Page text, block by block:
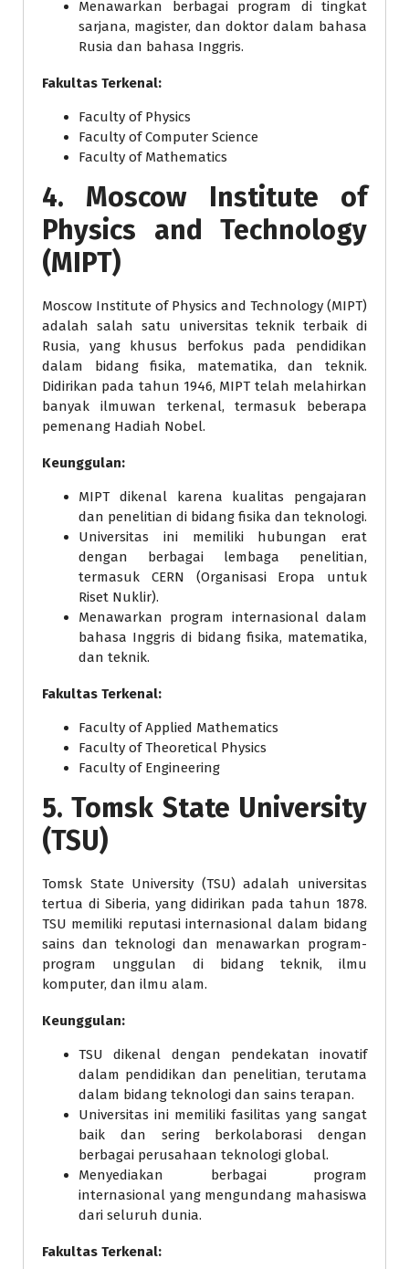
Menawarkan berbagai program di tingkat
sarjana, magister, dan doktor dalam bahasa
Rusia dan bahasa Inggris.
Fakultas Terkenal:
Faculty of Physics
Faculty of Computer Science
Faculty of Mathematics
4. Moscow Institute of
Physics and Technology
(MIPT)
Moscow Institute of Physics and Technology (MIPT)
adalah salah satu universitas teknik terbaik di
Rusia, yang khusus berfokus pada pendidikan
dalam bidang fisika, matematika, dan teknik.
Didirikan pada tahun 1946, MIPT telah melahirkan
banyak ilmuwan terkenal, termasuk beberapa
pemenang Hadiah Nobel.
Keunggulan:
MIPT dikenal karena kualitas pengajaran
dan penelitian di bidang fisika dan teknologi.
Universitas ini memiliki hubungan erat
dengan berbagai lembaga penelitian,
termasuk CERN (Organisasi Eropa untuk
Riset Nuklir).
Menawarkan program internasional dalam
bahasa Inggris di bidang fisika, matematika,
dan teknik.
Fakultas Terkenal:
Faculty of Applied Mathematics
Faculty of Theoretical Physics
Faculty of Engineering
5.Tomsk State University
(TSU)
Tomsk State University (TSU) adalah universitas
tertua di Siberia, yang didirikan pada tahun 1878.
TSU memiliki reputasi internasional dalam bidang
sains dan teknologi dan menawarkan program-
program unggulan di bidang teknik, ilmu
komputer, dan ilmu alam.
Keunggulan:
TSU dikenal dengan pendekatan inovatif
dalam pendidikan dan penelitian, terutama
dalam bidang teknologi dan sains terapan.
Universitas ini memiliki fasilitas yang sangat
baik dan sering berkolaborasi dengan
berbagai perusahaan teknologi global.
Menyediakan berbagai program
internasional yang mengundang mahasiswa
dari seluruh dunia.
Fakultas Terkenal: